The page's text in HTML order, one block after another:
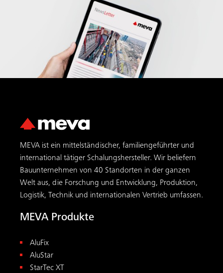
MEVA ist ein mittelständischer, familiengeführter und
international tätiger Schalungs­hersteller. Wir beliefern
Bauunternehmen von 40 Standorten in der ganzen
Welt aus, die Forschung und Entwicklung, Produktion,
Logistik, Technik und internationalen Vertrieb umfassen.
MEVA Produkte
AluFix
AluStar
StarTec XT